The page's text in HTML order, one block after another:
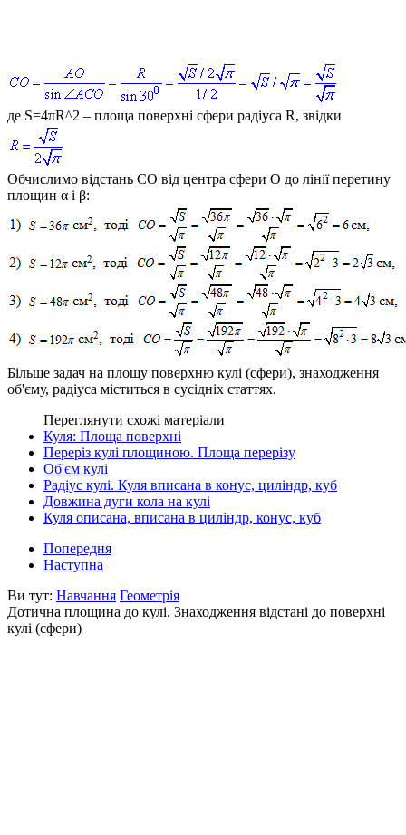
де S=4πR^2 – площа поверхні сфери радіуса R, звідки
Обчислимо відстань CO від центра сфери O до лінії перетину
площин α і β:
Більше задач на площу поверхню кулі (сфери), знаходження
об'єму, радіуса міститься в сусідніх статтях.
Переглянути схожі матеріали
Куля: Площа поверхні
Переріз кулі площиною. Площа перерізу
Об'єм кулі
Радіус кулі. Куля вписана в конус, циліндр, куб
Довжина дуги кола на кулі
Куля описана, вписана в циліндр, конус, куб
Попередня
Наступна
Ви тут: Навчання Геометрія
Дотична площина до кулі. Знаходження відстані до поверхні
кулі (сфери)